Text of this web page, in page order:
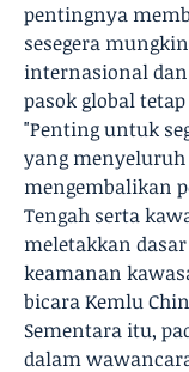
pentingnya
sesegera
internasional
pasok global
"Penting untuk
yang
mengembalikan
Tengah serta
meletakkan
keamanan
bicara Kemlu
Sementara itu,
dalam